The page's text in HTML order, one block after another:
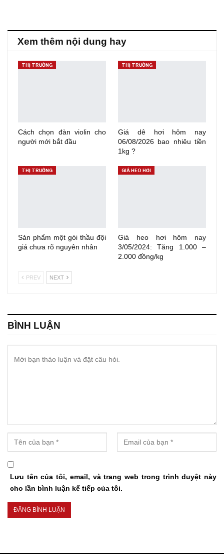
Xem thêm nội dung hay
THỊ TRƯỜNG
Cách chọn đàn violin cho
người mới bắt đầu
THỊ TRƯỜNG
Giá dê hơi hôm nay
06/08/2026 bao nhiêu tiền
1kg ?
THỊ TRƯỜNG
Sản phẩm một gói thầu đội
giá chưa rõ nguyên nhân
GIÁ HEO HƠI
Giá heo hơi hôm nay
3/05/2024: Tăng 1.000 –
2.000 đồng/kg
PREV NEXT
BÌNH LUẬN
Lưu tên của tôi, email, và trang web trong trình duyệt này
cho lần bình luận kế tiếp của tôi.